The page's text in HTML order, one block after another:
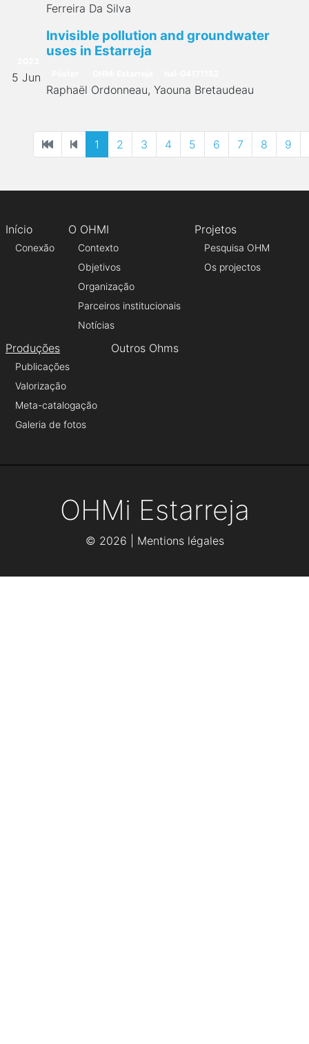
Ferreira Da Silva
5 Jun
Invisible pollution and groundwater
uses in Estarreja
Raphaël Ordonneau, Yaouna Bretaudeau
1 2 3 4 5 6 7 8 9
Início
Conexão
O OHMI
Contexto
Objetivos
Organização
Parceiros institucionais
Notícias
Projetos
Pesquisa OHM
Os projectos
Produções
Publicações
Valorização
Meta-catalogação
Galeria de fotos
Outros Ohms
OHMi Estarreja
© 2026 | Mentions légales